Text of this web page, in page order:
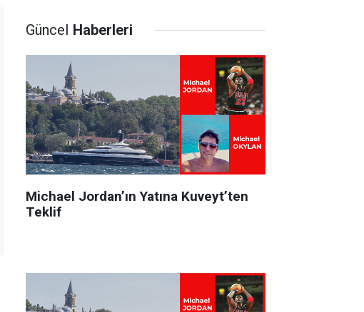
Güncel Haberleri
Michael Jordan’ın Yatına Kuveyt’ten
Teklif